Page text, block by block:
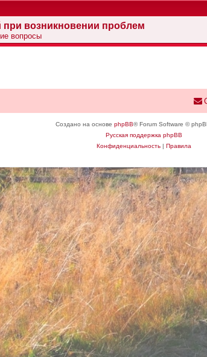
возникновении проблем
вопросы
Создано на основе phpBB® Forum Software ©
Русская поддержка phpBB
Конфиденциальность| Правила